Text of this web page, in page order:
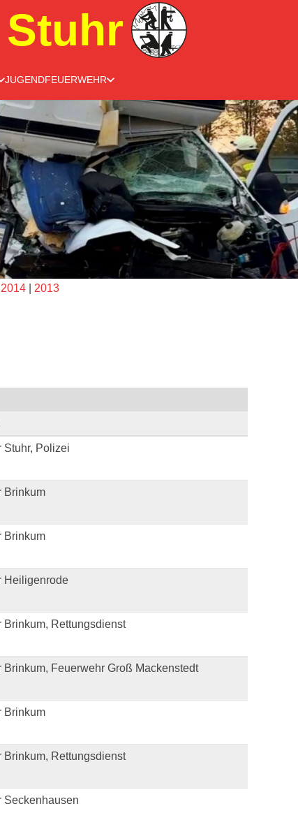
JUGENDFEUERWEHR
2014 2013
Stuhr, Polizei
Brinkum
Brinkum
Heiligenrode
Brinkum, Rettungsdienst
Brinkum, Feuerwehr Groß Mackenstedt
Brinkum
Brinkum, Rettungsdienst
Seckenhausen